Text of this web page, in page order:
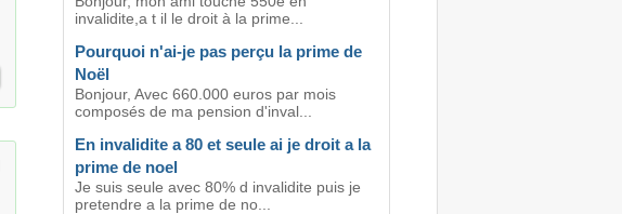
invalidite,a t il le droit à la prime...
Pourquoi n'ai-je pas perçu la prime de
Noël
Bonjour, Avec 660.000 euros par mois
composés de ma pension d'inval...
En invalidite a 80 et seule ai je droit a la
prime de noel
Je suis seule avec 80% d invalidite puis je
pretendre a la prime de no...